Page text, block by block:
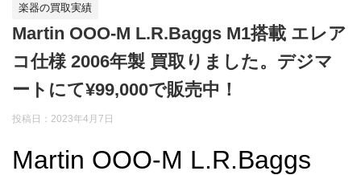
楽器の買取実績
Martin OOO-M L.R.Baggs M1搭載 エレア
コ仕様 2006年製 買取りました。デジマ
ートにて¥99,000で販売中！
投稿日：2023年4月7日
Martin OOO-M L.R.Baggs